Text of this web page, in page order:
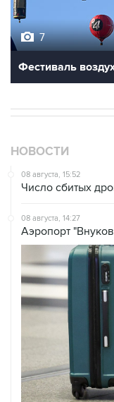
7
Фестиваль
НОВОСТИ
08 августа, 15:52
Число сбитых
08 августа, 14:27
Аэропорт